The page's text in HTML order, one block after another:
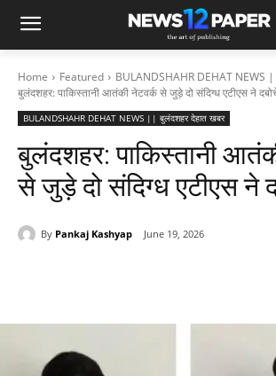
Home Featured
BULANDSHAHR DEHAT NEWS
बुलंदशहर: पाकिस्तानी आतंकी नेटवर्क से जुड़े दो संदिग्ध एटीएस ने
BULANDSHAHR DEHAT NEWS || बुलंदशहर देहात खबर
बुलंदशहर: पाकिस्तानी
से जुड़े दो संदिग्ध एटीएस ने
By Pankaj Kashyap June 19, 2026